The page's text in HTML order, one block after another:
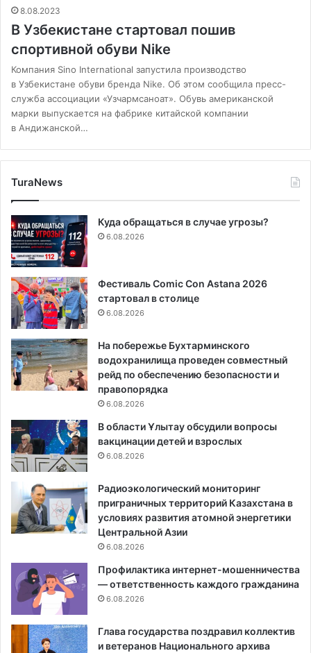
8.08.2023
В Узбекистане стартовал пошив
спортивной обуви Nike
Компания Sino International запустила производство
в Узбекистане обуви бренда Nike. Об этом сообщила пресс-
служба ассоциации «Узчармсаноат». Обувь американской
марки выпускается на фабрике китайской компании
в Андижанской…
TuraNews
Куда обращаться в случае угрозы?
6.08.2026
Фестиваль Comic Con Astana 2026
стартовал в столице
6.08.2026
На побережье Бухтарминского
водохранилища проведен совместный
рейд по обеспечению безопасности и
правопорядка
6.08.2026
В области Ұлытау обсудили вопросы
вакцинации детей и взрослых
6.08.2026
Радиоэкологический мониторинг
приграничных территорий Казахстана в
условиях развития атомной энергетики
Центральной Азии
6.08.2026
Профилактика интернет-мошенничества
— ответственность каждого гражданина
6.08.2026
Глава государства поздравил коллектив
и ветеранов Национального архива